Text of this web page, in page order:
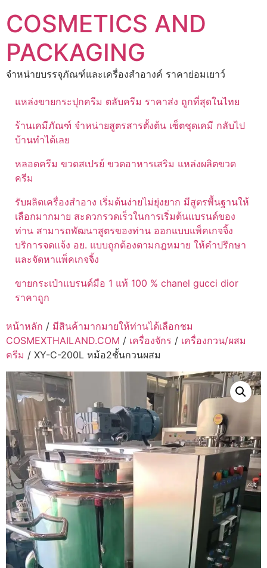
to
content
COSMETICS AND
PACKAGING
จำหน่ายบรรจุภัณฑ์และเครื่องสำอางค์ ราคาย่อมเยาว์
แหล่งขายกระปุกครีม ตลับครีม ราคาส่ง ถูกที่สุดในไทย
ร้านเคมีภัณฑ์ จำหน่ายสูตรสารตั้งต้น เซ็ตชุดเคมี กลับไป
บ้านทำได้เลย
หลอดครีม ขวดสเปรย์ ขวดอาหารเสริม แหล่งผลิตขวด
ครีม
รับผลิตเครื่องสำอาง เริ่มต้นง่ายไม่ยุ่งยาก มีสูตรพื้นฐานให้
เลือกมากมาย สะดวกรวดเร็วในการเริ่มต้นแบรนด์ของ
ท่าน สามารถพัฒนาสูตรของท่าน ออกแบบแพ็คเกจจิ้ง
บริการจดแจ้ง อย. แบบถูกต้องตามกฎหมาย ให้คำปรึกษา
และจัดหาแพ็คเกจจิ้ง
ขายกระเป๋าแบรนด์มือ 1 แท้ 100 % chanel gucci dior
ราคาถูก
หน้าหลัก / มีสินค้ามากมายให้ท่านได้เลือกชม
COSMEXTHAILAND.COM / เครื่องจักร / เครื่องกวน/ผสม
ครีม / XY-C-200L หม้อ2ชั้นกวนผสม